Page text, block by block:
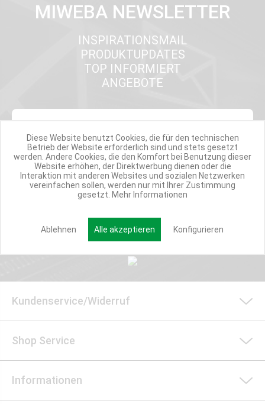
MIWEBA NEWSLETTER
INSPIRATIONSMAIL
PRODUKTUPDATES
TOP INFORMIERT
ANGEBOTE
Verpasse nie wieder exklusive Newsletter-Rabatte und Aktionen
E-MAIL*
Anmelden
Kundenservice/Widerruf
Shop Service
Informationen
Diese Website benutzt Cookies, die für den technischen
Betrieb der Website erforderlich sind und stets gesetzt
werden. Andere Cookies, die den Komfort bei Benutzung dieser
Website erhöhen, der Direktwerbung dienen oder die
Interaktion mit anderen Websites und sozialen Netzwerken
vereinfachen sollen, werden nur mit Ihrer Zustimmung
gesetzt. Mehr Informationen
Ablehnen Alle akzeptieren Konfigurieren